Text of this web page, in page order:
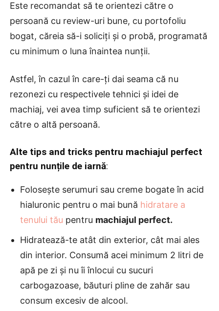
Este recomandat să te orientezi către o
persoană cu review-uri bune, cu portofoliu
bogat, căreia să-i soliciți și o probă, programată
cu minimum o luna înaintea nunții.
Astfel, în cazul în care-ți dai seama că nu
rezonezi cu respectivele tehnici și idei de
machiaj, vei avea timp suficient să te orientezi
către o altă persoană.
Alte tips and tricks pentru machiajul perfect
pentru nunțile de iarnă:
Folosește serumuri sau creme bogate în acid
hialuronic pentru o mai bună hidratare a
tenului tău pentru machiajul perfect.
Hidratează-te atât din exterior, cât mai ales
din interior. Consumă acei minimum 2 litri de
apă pe zi și nu îi înlocui cu sucuri
carbogazoase, băuturi pline de zahăr sau
consum excesiv de alcool.